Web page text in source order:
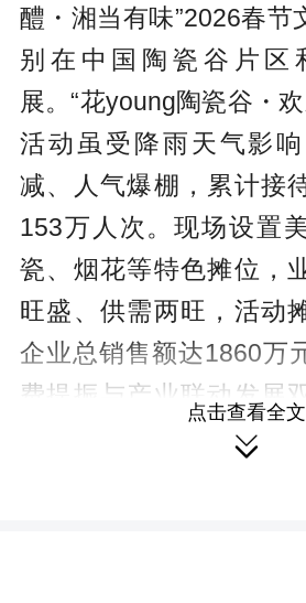
醴・湘当有味”2026春节
别在中国陶瓷谷片区
展。“花young陶瓷谷・
活动虽受降雨天气影
减、人气爆棚，累计接
153万人次。现场设置
瓷、烟花等特色摊位，
旺盛、供需两旺，活动
企业总销售额达1860万
费提振与产业联动发展
两岸举办的“湘赣边首
点击查看全文
